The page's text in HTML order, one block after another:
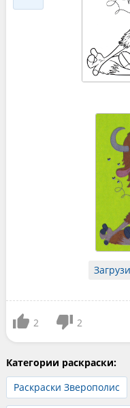
2 2
Категории раскраски:
Раскраски Зверополис